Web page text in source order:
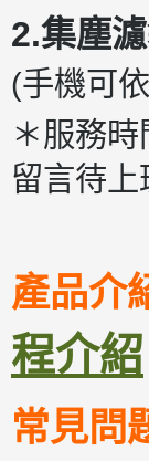
2.集塵
(手機可
＊服務
留言待上
產品介
程介紹
常見問